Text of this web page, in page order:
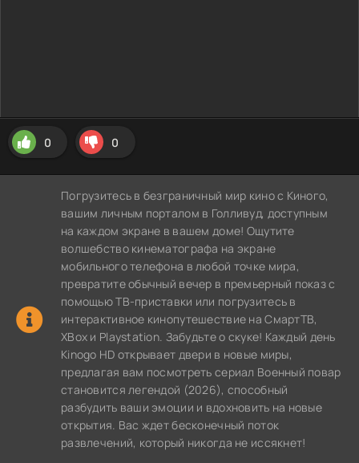
0 0
Погрузитесь в безграничный мир кино с Киного,
вашим личным порталом в Голливуд, доступным
на каждом экране в вашем доме! Ощутите
волшебство кинематографа на экране
мобильного телефона в любой точке мира,
превратите обычный вечер в премьерный показ с
помощью ТВ-приставки или погрузитесь в
интерактивное кинопутешествие на СмартТВ,
XBox и Playstation. Забудьте о скуке! Каждый день
Kinogo HD открывает двери в новые миры,
предлагая вам посмотреть сериал Военный повар
становится легендой (2026), способный
разбудить ваши эмоции и вдохновить на новые
открытия. Вас ждет бесконечный поток
развлечений, который никогда не иссякнет!